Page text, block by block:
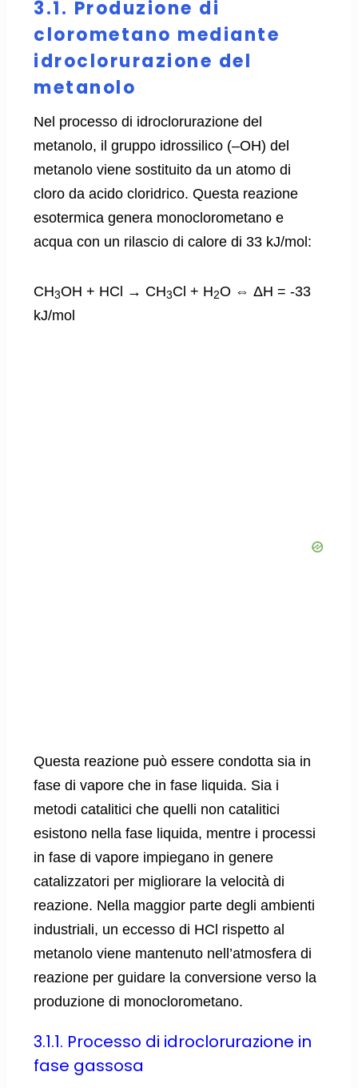
3.1. Produzione di
clorometano mediante
idroclorurazione del
metanolo
Nel processo di idroclorurazione del
metanolo, il gruppo idrossilico (–OH) del
metanolo viene sostituito da un atomo di
cloro da acido cloridrico. Questa reazione
esotermica genera monoclorometano e
acqua con un rilascio di calore di 33 kJ/mol:
CH3OH + HCl → CH3Cl + H2O ⇔ ΔH = -33
kJ/mol
Questa reazione può essere condotta sia in
fase di vapore che in fase liquida. Sia i
metodi catalitici che quelli non catalitici
esistono nella fase liquida, mentre i processi
in fase di vapore impiegano in genere
catalizzatori per migliorare la velocità di
reazione. Nella maggior parte degli ambienti
industriali, un eccesso di HCl rispetto al
metanolo viene mantenuto nell’atmosfera di
reazione per guidare la conversione verso la
produzione di monoclorometano.
3.1.1. Processo di idroclorurazione in
fase gassosa